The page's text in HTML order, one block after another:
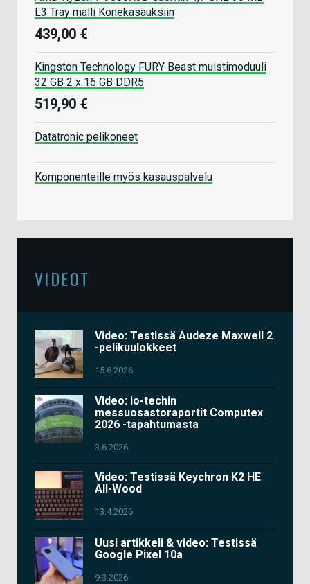
L3 Tray malli Konekasauksiin
439,00 €
Kingston Technology FURY Beast muistimoduuli
32 GB 2 x 16 GB DDR5
519,90 €
Datatronic pelikoneet
Komponenteille myös kasauspalvelu
VIDEOT
Video: Testissä Audeze Maxwell 2
-pelikuulokkeet
15.6.2026
Video: io-techin
messuosastoraportit Computex
2026 -tapahtumasta
3.6.2026
Video: Testissä Keychron K2 HE
All-Wood
13.4.2026
Uusi artikkeli & video: Testissä
Google Pixel 10a
9.3.2026